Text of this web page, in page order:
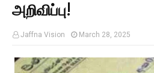
அறிவிப்பு!
Jaffna Vision March 28, 2025